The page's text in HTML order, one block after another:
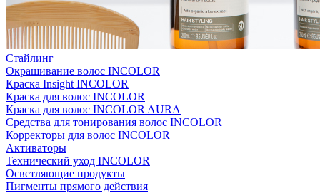
Стайлинг
Окрашивание волос INCOLOR
Краска Insight INCOLOR
Краска для волос INCOLOR
Краска для волос INCOLOR AURA
Средства для тонирования волос INCOLOR
Корректоры для волос INCOLOR
Активаторы
Технический уход INCOLOR
Осветляющие продукты
Пигменты прямого действия